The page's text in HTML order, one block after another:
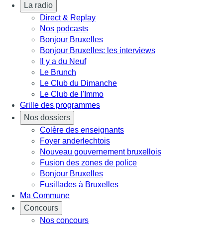
La radio
Direct & Replay
Nos podcasts
Bonjour Bruxelles
Bonjour Bruxelles: les interviews
Il y a du Neuf
Le Brunch
Le Club du Dimanche
Le Club de l'Immo
Grille des programmes
Nos dossiers
Colère des enseignants
Foyer anderlechtois
Nouveau gouvernement bruxellois
Fusion des zones de police
Bonjour Bruxelles
Fusillades à Bruxelles
Ma Commune
Concours
Nos concours